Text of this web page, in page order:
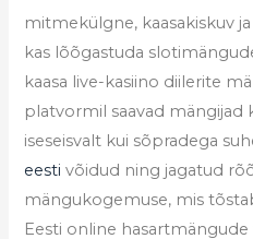
mitmekülgne, kaasakiskuv
kas lõõgastuda
kaasa live-kasiino diilerite
platvormil saavad mängijad
iseseisvalt kui sõpradega
eesti võidud ning jagatud
mängukogemuse, mis
Eesti online